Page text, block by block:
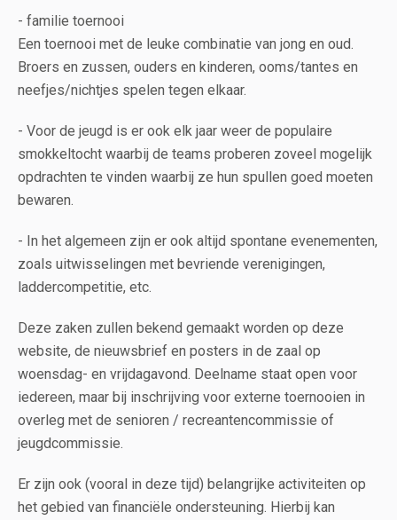
- familie toernooi
Een toernooi met de leuke combinatie van jong en oud.
Broers en zussen, ouders en kinderen, ooms/tantes en
neefjes/nichtjes spelen tegen elkaar.
- Voor de jeugd is er ook elk jaar weer de populaire
smokkeltocht waarbij de teams proberen zoveel mogelijk
opdrachten te vinden waarbij ze hun spullen goed moeten
bewaren.
- In het algemeen zijn er ook altijd spontane evenementen,
zoals uitwisselingen met bevriende verenigingen,
laddercompetitie, etc.
Deze zaken zullen bekend gemaakt worden op deze
website, de nieuwsbrief en posters in de zaal op
woensdag- en vrijdagavond. Deelname staat open voor
iedereen, maar bij inschrijving voor externe toernooien in
overleg met de senioren / recreantencommissie of
jeugdcommissie.
Er zijn ook (vooral in deze tijd) belangrijke activiteiten op
het gebied van financiële ondersteuning. Hierbij kan